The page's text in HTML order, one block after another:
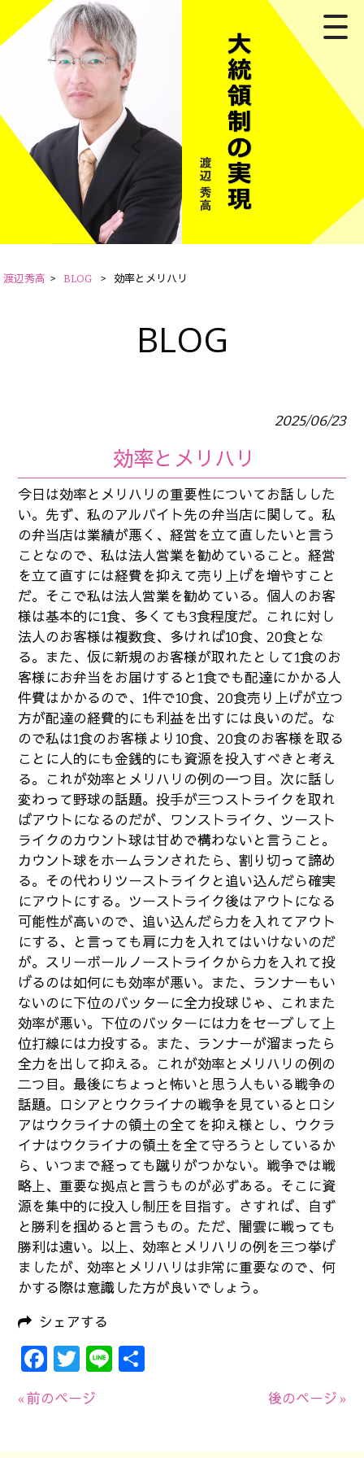
渡辺秀高 > BLOG > 効率とメリハリ
BLOG
2025/06/23
効率とメリハリ
今日は効率とメリハリの重要性についてお話しした
い。先ず、私のアルバイト先の弁当店に関して。私
の弁当店は業績が悪く、経営を立て直したいと言う
ことなので、私は法人営業を勧めていること。経営
を立て直すには経費を抑えて売り上げを増やすこと
だ。そこで私は法人営業を勧めている。個人のお客
様は基本的に1食、多くても3食程度だ。これに対し
法人のお客様は複数食、多ければ10食、20食とな
る。また、仮に新規のお客様が取れたとして1食のお
客様にお弁当をお届けすると1食でも配達にかかる人
件費はかかるので、1件で10食、20食売り上げが立つ
方が配達の経費的にも利益を出すには良いのだ。な
ので私は1食のお客様より10食、20食のお客様を取る
ことに人的にも金銭的にも資源を投入すべきと考え
る。これが効率とメリハリの例の一つ目。次に話し
変わって野球の話題。投手が三つストライクを取れ
ばアウトになるのだが、ワンストライク、ツースト
ライクのカウント球は甘めで構わないと言うこと。
カウント球をホームランされたら、割り切って諦め
る。その代わりツーストライクと追い込んだら確実
にアウトにする。ツーストライク後はアウトになる
可能性が高いので、追い込んだら力を入れてアウト
にする、と言っても肩に力を入れてはいけないのだ
が。スリーボールノーストライクから力を入れて投
げるのは如何にも効率が悪い。また、ランナーもい
ないのに下位のバッターに全力投球じゃ、これまた
効率が悪い。下位のバッターには力をセーブして上
位打線には力投する。また、ランナーが溜まったら
全力を出して抑える。これが効率とメリハリの例の
二つ目。最後にちょっと怖いと思う人もいる戦争の
話題。ロシアとウクライナの戦争を見ているとロシ
アはウクライナの領土の全てを抑え様とし、ウクラ
イナはウクライナの領土を全て守ろうとしているか
ら、いつまで経っても蹴りがつかない。戦争では戦
略上、重要な拠点と言うものが必ずある。そこに資
源を集中的に投入し制圧を目指す。さすれば、自ず
と勝利を掴めると言うもの。ただ、闇雲に戦っても
勝利は遠い。以上、効率とメリハリの例を三つ挙げ
ましたが、効率とメリハリは非常に重要なので、何
かする際は意識した方が良いでしょう。
シェアする
Facebook
Twitter
Line
« 前のページ 後のページ »